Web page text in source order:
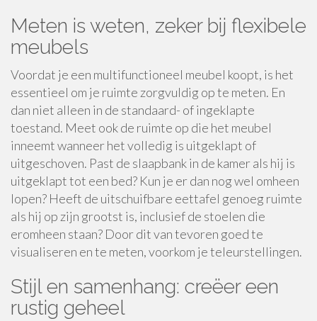
Meten is weten, zeker bij flexibele
meubels
Voordat je een multifunctioneel meubel koopt, is het
essentieel om je ruimte zorgvuldig op te meten. En
dan niet alleen in de standaard- of ingeklapte
toestand. Meet ook de ruimte op die het meubel
inneemt wanneer het volledig is uitgeklapt of
uitgeschoven. Past de slaapbank in de kamer als hij is
uitgeklapt tot een bed? Kun je er dan nog wel omheen
lopen? Heeft de uitschuifbare eettafel genoeg ruimte
als hij op zijn grootst is, inclusief de stoelen die
eromheen staan? Door dit van tevoren goed te
visualiseren en te meten, voorkom je teleurstellingen.
Stijl en samenhang: creëer een
rustig geheel